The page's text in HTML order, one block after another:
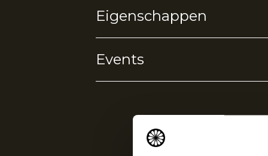
zodat je altijd het maximale uit je
• 91% polyester
Eigenschappen
Events